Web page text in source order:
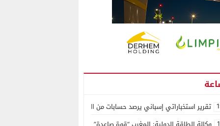
تقرير استخباراتي إسباني يرصد حسابات من الجزائر وأرقاما بـ”213+” ضمن حملة رقمية منظمة حرّضت على اقتحام سبتة